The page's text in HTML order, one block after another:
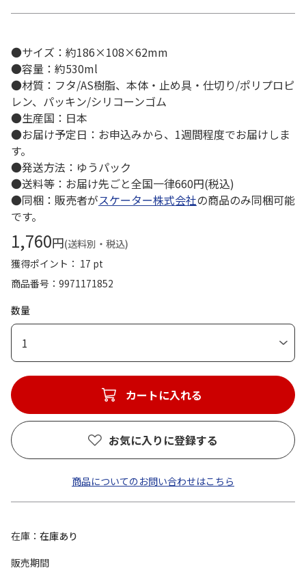
●サイズ：約186×108×62mm
●容量：約530ml
●材質：フタ/AS樹脂、本体・止め具・仕切り/ポリプロピ
レン、パッキン/シリコーンゴム
●生産国：日本
●お届け予定日：お申込みから、1週間程度でお届けしま
す。
●発送方法：ゆうパック
●送料等：お届け先ごと全国一律660円(税込)
●同梱：販売者がスケーター株式会社の商品のみ同梱可能
です。
1,760円(送料別・税込)
獲得ポイント： 17 pt
商品番号
9971171852
数量
1
カートに入れる
お気に入りに登録する
商品についてのお問い合わせはこちら
在庫
在庫あり
販売期間